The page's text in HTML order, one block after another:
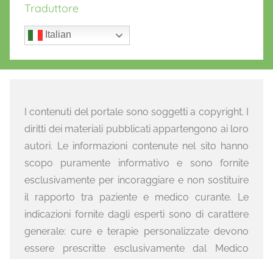
Traduttore
Italian
I contenuti del portale sono soggetti a copyright. I
diritti dei materiali pubblicati appartengono ai loro
autori. Le informazioni contenute nel sito hanno
scopo puramente informativo e sono fornite
esclusivamente per incoraggiare e non sostituire
il rapporto tra paziente e medico curante. Le
indicazioni fornite dagli esperti sono di carattere
generale: cure e terapie personalizzate devono
essere prescritte esclusivamente dal Medico